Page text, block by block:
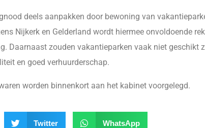
deels aanpakken door bewoning van
Nijkerk en Gelderland wordt hiermee onvoldoende
Daarnaast zouden vakantieparken vaak niet geschikt
en goed verhuurderschap.
worden binnenkort aan het kabinet voorgelegd.
Twitter WhatsApp